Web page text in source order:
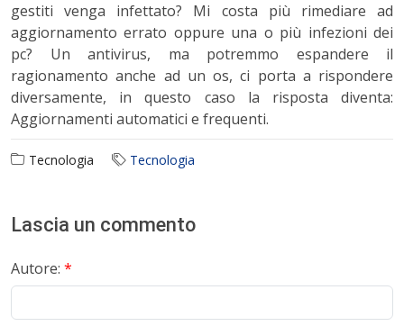
gestiti venga infettato? Mi costa più rimediare ad
aggiornamento errato oppure una o più infezioni dei
pc? Un antivirus, ma potremmo espandere il
ragionamento anche ad un os, ci porta a rispondere
diversamente, in questo caso la risposta diventa:
Aggiornamenti automatici e frequenti.
Tecnologia Tecnologia
Lascia un commento
Autore: *